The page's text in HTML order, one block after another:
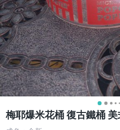
梅耶爆米花桶 復古鐵桶